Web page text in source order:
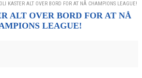
KASTER ALT OVER BORD FOR AT NÅ CHAMPIONS LEAGUE!
ALT OVER BORD FOR AT NÅ
LEAGUE!